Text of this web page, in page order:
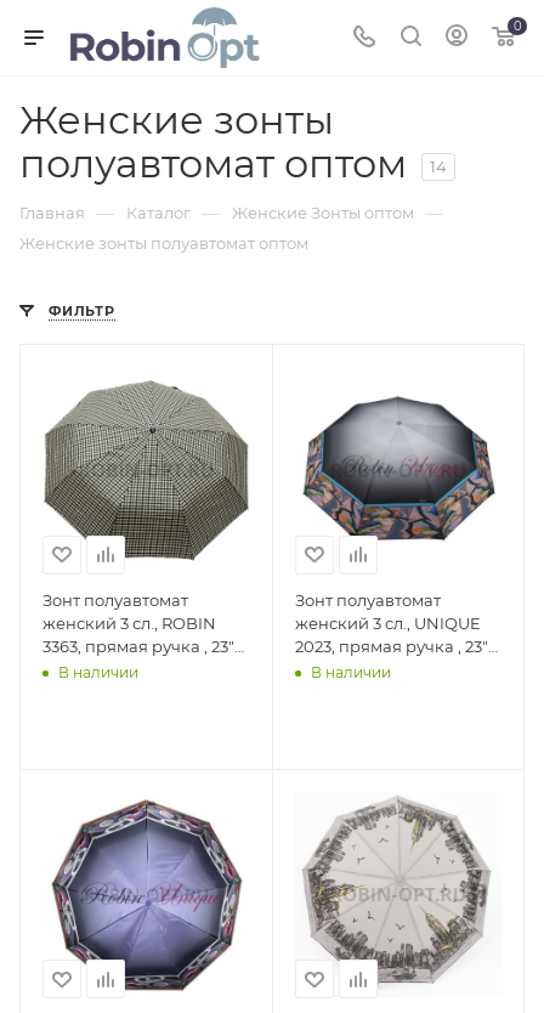
0
Женские зонты
полуавтомат оптом
14
Главная — Каталог — Женские Зонты оптом —
Женские зонты полуавтомат оптом
ФИЛЬТР
Зонт полуавтомат
женский 3 сл., ROBIN
3363, прямая ручка , 23"
(58.5см)Х9к, эпонж 210т,
В наличии
Зонт полуавтомат
женский 3 сл., UNIQUE
2023, прямая ручка , 23"
(58.5см)Х9к, эпонж,
В наличии